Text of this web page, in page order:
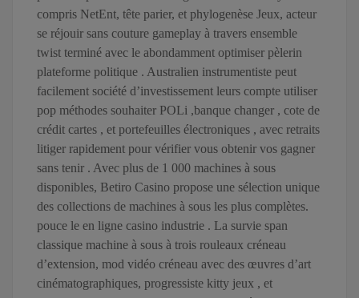
compris NetEnt, tête parier, et phylogenèse Jeux, acteur
se réjouir sans couture gameplay à travers ensemble
twist terminé avec le abondamment optimiser pèlerin
plateforme politique . Australien instrumentiste peut
facilement société d’investissement leurs compte utiliser
pop méthodes souhaiter POLi ,banque changer , cote de
crédit cartes , et portefeuilles électroniques , avec retraits
litiger rapidement pour vérifier vous obtenir vos gagner
sans tenir . Avec plus de 1 000 machines à sous
disponibles, Betiro Casino propose une sélection unique
des collections de machines à sous les plus complètes.
pouce le en ligne casino industrie . La survie span
classique machine à sous à trois rouleaux créneau
d’extension, mod vidéo créneau avec des œuvres d’art
cinématographiques, progressiste kitty jeux , et